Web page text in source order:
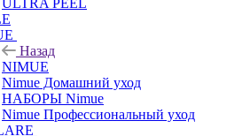
ULTRA PEEL
Назад
NIMUE
Nimue Домашний уход
НАБОРЫ Nimue
Nimue Профессиональный уход